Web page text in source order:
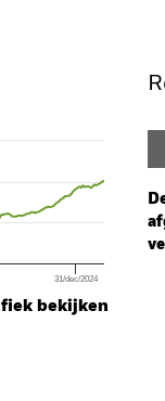
displaying Time.
displaying values.
31/dec/2024
bekijken